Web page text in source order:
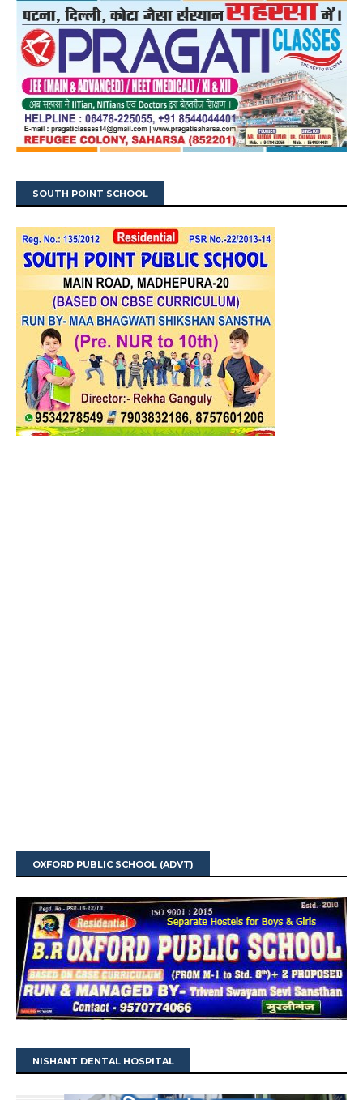
SOUTH POINT SCHOOL
OXFORD PUBLIC SCHOOL (ADVT)
NISHANT DENTAL HOSPITAL